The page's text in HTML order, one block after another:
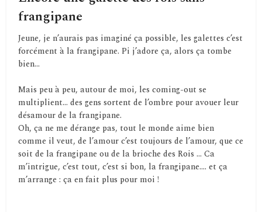
frangipane
Jeune, je n’aurais pas imaginé ça possible, les galettes c’est
forcément à la frangipane. Pi j’adore ça, alors ça tombe
bien…
Mais peu à peu, autour de moi, les coming-out se
multiplient… des gens sortent de l’ombre pour avouer leur
désamour de la frangipane.
Oh, ça ne me dérange pas, tout le monde aime bien
comme il veut, de l’amour c’est toujours de l’amour, que ce
soit de la frangipane ou de la brioche des Rois … Ca
m’intrigue, c’est tout, c’est si bon, la frangipane…. et ça
m’arrange : ça en fait plus pour moi !